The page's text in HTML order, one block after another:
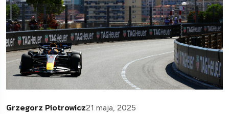
Grzegorz Piotrowicz21 maja, 2025